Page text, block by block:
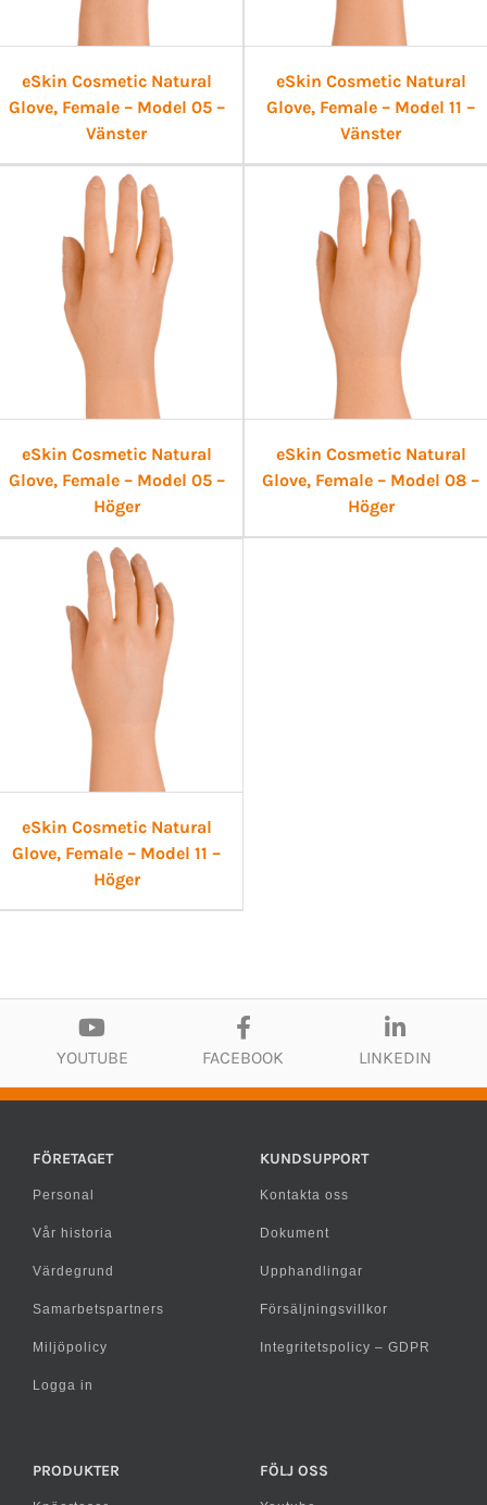
eSkin Cosmetic Natural
Glove, Female – Model 05 –
Vänster
eSkin Cosmetic Natural
Glove, Female – Model 11 –
Vänster
eSkin Cosmetic Natural
Glove, Female – Model 05 –
Höger
eSkin Cosmetic Natural
Glove, Female – Model 08 –
Höger
eSkin Cosmetic Natural
Glove, Female – Model 11 –
Höger
YOUTUBE FACEBOOK LINKEDIN
FÖRETAGET
Personal
Vår historia
Värdegrund
Samarbetspartners
Miljöpolicy
Logga in
KUNDSUPPORT
Kontakta oss
Dokument
Upphandlingar
Försäljningsvillkor
Integritetspolicy – GDPR
PRODUKTER FÖLJ OSS